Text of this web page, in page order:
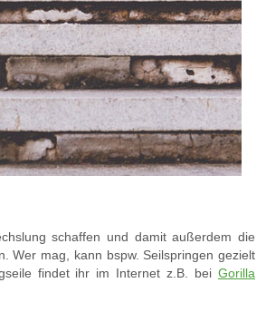
schaffen und damit außerdem die
Wer mag, kann bspw. Seilspringen gezielt
findet ihr im Internet z.B. bei Gorilla